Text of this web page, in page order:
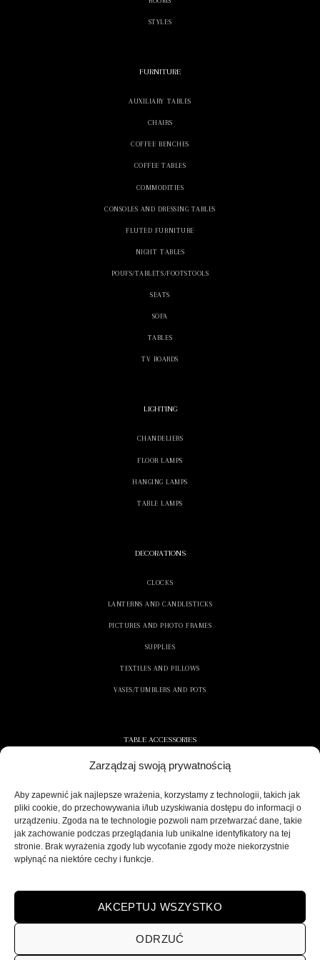
Zarządzaj swoją prywatnością
Aby zapewnić jak najlepsze wrażenia, korzystamy z technologii, takich jak
pliki cookie, do przechowywania i/lub uzyskiwania dostępu do informacji o
urządzeniu. Zgoda na te technologie pozwoli nam przetwarzać dane, takie
jak zachowanie podczas przeglądania lub unikalne identyfikatory na tej
stronie. Brak wyrażenia zgody lub wycofanie zgody może niekorzystnie
wpłynąć na niektóre cechy i funkcje.
AKCEPTUJ WSZYSTKO
ODRZUĆ
STYLES
FURNITURE
AUXILIARY TABLES
CHAIRS
COFFEE BENCHES
COFFEE TABLES
COMMODITIES
CONSOLES AND DRESSING TABLES
FLUTED FURNITURE
NIGHT TABLES
POUFS/TABLETS/FOOTSTOOLS
SEATS
SOFA
TABLES
TV BOARDS
LIGHTING
CHANDELIERS
FLOOR LAMPS
HANGING LAMPS
TABLE LAMPS
DECORATIONS
CLOCKS
LANTERNS AND CANDLESTICKS
PICTURES AND PHOTO FRAMES
SUPPLIES
TEXTILES AND PILLOWS
VASES/TUMBLERS AND POTS
TABLE ACCESSORIES
CONTAINERS AND NAPKINS
COOLERS/ICE CONTAINERS
SALT/PEPPER SHAKERS
SECURE DELIVERY